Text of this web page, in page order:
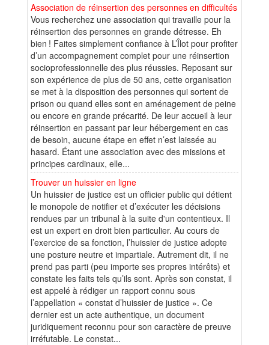
Association de réinsertion des personnes en difficultés
Vous recherchez une association qui travaille pour la
réinsertion des personnes en grande détresse. Eh
bien ! Faites simplement confiance à L’Îlot pour profiter
d’un accompagnement complet pour une réinsertion
socioprofessionnelle des plus réussies. Reposant sur
son expérience de plus de 50 ans, cette organisation
se met à la disposition des personnes qui sortent de
prison ou quand elles sont en aménagement de peine
ou encore en grande précarité. De leur accueil à leur
réinsertion en passant par leur hébergement en cas
de besoin, aucune étape en effet n’est laissée au
hasard. Étant une association avec des missions et
principes cardinaux, elle...
Trouver un huissier en ligne
Un huissier de justice est un officier public qui détient
le monopole de notifier et d’exécuter les décisions
rendues par un tribunal à la suite d'un contentieux. Il
est un expert en droit bien particulier. Au cours de
l’exercice de sa fonction, l’huissier de justice adopte
une posture neutre et impartiale. Autrement dit, il ne
prend pas parti (peu importe ses propres intérêts) et
constate les faits tels qu’ils sont. Après son constat, il
est appelé à rédiger un rapport connu sous
l’appellation « constat d’huissier de justice ». Ce
dernier est un acte authentique, un document
juridiquement reconnu pour son caractère de preuve
irréfutable. Le constat...